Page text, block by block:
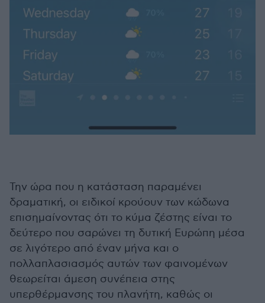
Την ώρα που η κατάσταση παραμένει
δραματική, οι ειδικοί κρούουν των κώδωνα
επισημαίνοντας ότι το κύμα ζέστης είναι το
δεύτερο που σαρώνει τη δυτική Ευρώπη μέσα
σε λιγότερο από έναν μήνα και ο
πολλαπλασιασμός αυτών των φαινομένων
θεωρείται άμεση συνέπεια στης
υπερθέρμανσης του πλανήτη, καθώς οι